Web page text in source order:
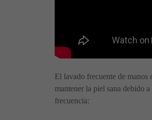
El lavado frecuente de manos
mantener la piel sana debido
frecuencia: